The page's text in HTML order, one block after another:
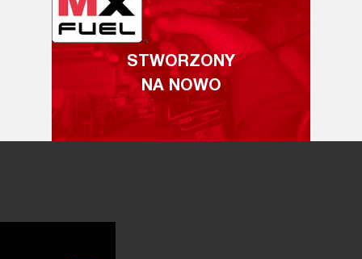
STWORZONY
NA NOWO